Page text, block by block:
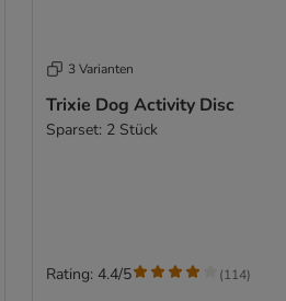
3 Varianten
Trixie Dog Activity Disc
Sparset: 2 Stück
Rating: 4.4/5 (114)